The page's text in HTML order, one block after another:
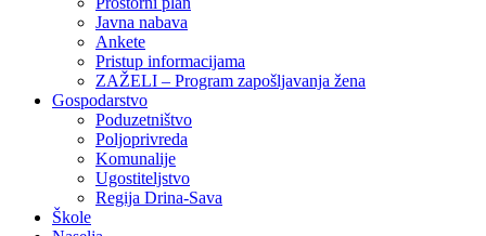
Javna nabava
Ankete
Pristup informacijama
ZAŽELI – Program zapošljavanja žena
Gospodarstvo
Poduzetništvo
Poljoprivreda
Komunalije
Ugostiteljstvo
Regija Drina-Sava
Škole